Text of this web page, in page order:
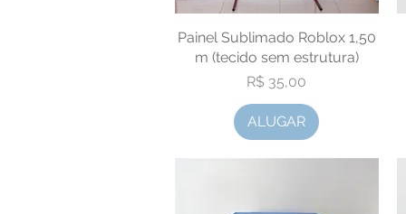
Visualização rápida
Painel Sublimado Roblox 1,50
m (tecido sem estrutura)
Preço
R$ 35,00
ALUGAR